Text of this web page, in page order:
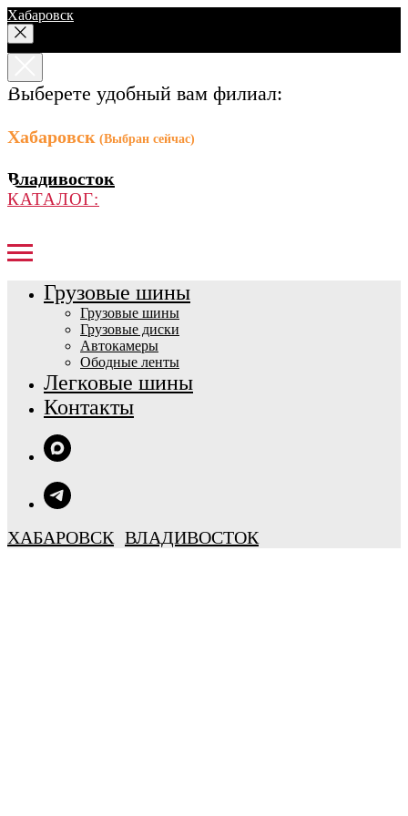
Хабаровск
Выберете удобный вам филиал:
Хабаровск (Выбран сейчас)
Владивосток
КАТАЛОГ:
Грузовые шины
Грузовые шины
Грузовые диски
Автокамеры
Ободные ленты
Легковые шины
Контакты
ХАБАРОВСК ВЛАДИВОСТОК